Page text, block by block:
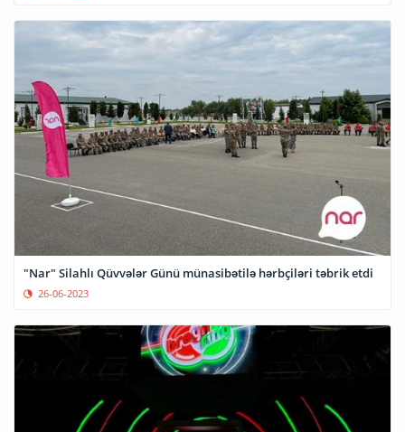
"Nar" Silahlı Qüvvələr Günü münasibətilə hərbçiləri təbrik etdi
26-06-2023